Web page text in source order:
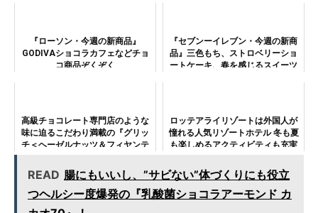
『ローソン・今週の新商品』
GODIVAショコラカフェなどチョ
コ商品ぞくぞく
『セブンーイレブン・今週の新商
品』三色もち、ストロベリーショ
ートケーキ、春を感じるスイーツ
高級チョコレート専門店のような
味に迫るこだわり満載の『グリッ
チ＜ヘーゼルナッツ＆フィヤンテ
ロッテアライリゾートは外国人が
憧れる人気リゾートホテル 冬も夏
も楽しめるアクティビティも充実
READ 腸にもいいし、”サビない”体づくりにも役立
つヘルシー度爆発の『乳酸菌ショコラアーモンド カ